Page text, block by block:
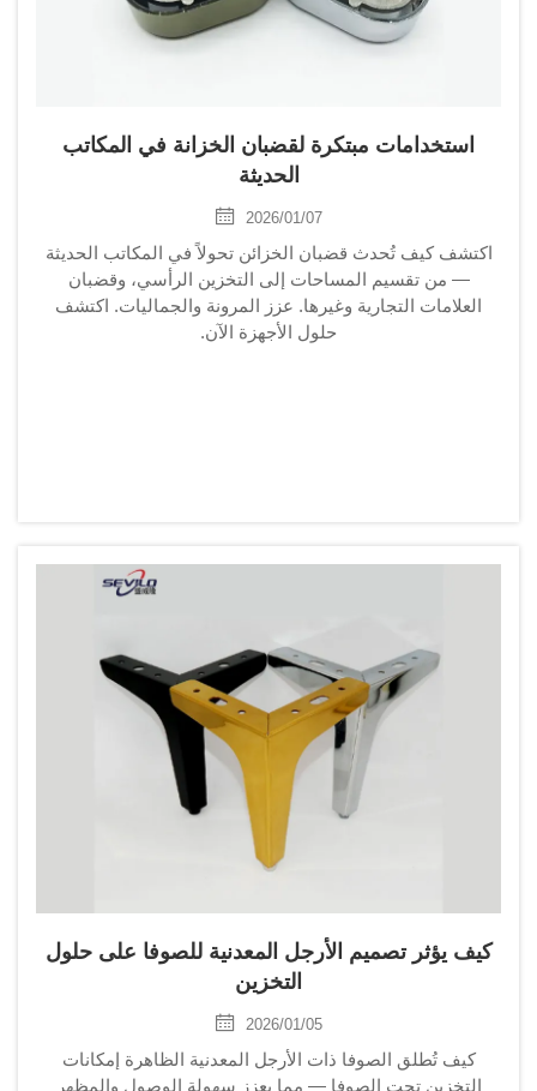
استخدامات مبتكرة لقضبان الخزانة في المكاتب
الحديثة
2026/01/07
اكتشف كيف تُحدث قضبان الخزائن تحولاً في المكاتب الحديثة
— من تقسيم المساحات إلى التخزين الرأسي، وقضبان
العلامات التجارية وغيرها. عزز المرونة والجماليات. اكتشف
حلول الأجهزة الآن.
كيف يؤثر تصميم الأرجل المعدنية للصوفا على حلول
التخزين
2026/01/05
كيف تُطلق الصوفا ذات الأرجل المعدنية الظاهرة إمكانات
التخزين تحت الصوفا — مما يعزز سهولة الوصول والمظهر